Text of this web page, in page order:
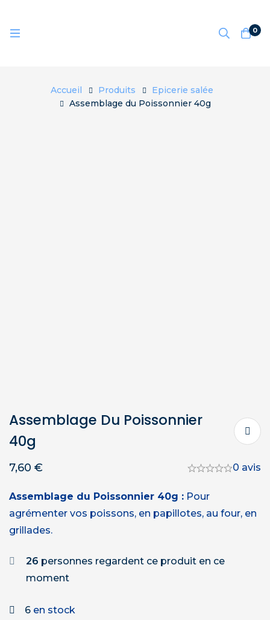
0
Accueil Produits
Epicerie salée
Assemblage du Poissonnier 40g
Assemblage Du Poissonnier
40g
7,60 € 0 avis
Assemblage du Poissonnier 40g : Pour
agrémenter vos poissons, en papillotes, au four, en
grillades.
26 personnes regardent ce produit en ce
moment
6 en stock